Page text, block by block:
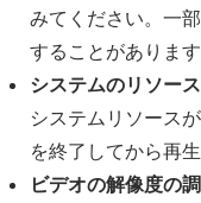
みてください。一
することがあります
システムのリソー
システムリソース
を終了してから再
ビデオの解像度の